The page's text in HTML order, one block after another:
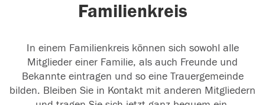
Familienkreis
In einem Familienkreis können sich sowohl alle
Mitglieder einer Familie, als auch Freunde und
Bekannte eintragen und so eine Trauergemeinde
bilden. Bleiben Sie in Kontakt mit anderen Mitgliedern